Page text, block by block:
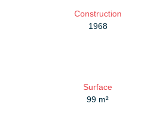
Construction
1968
Surface
99 m²